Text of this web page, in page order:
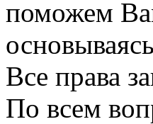
поможем
Все права
По всем